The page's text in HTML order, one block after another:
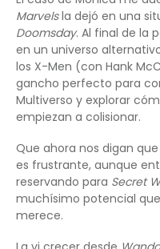
Marvelsla dejó en una
Doomsday. Al final de la
en un universo
los X-Men (con Hank
gancho perfecto para
Multiverso y explorar
empiezan a colisionar.
Que ahora nos digan
es frustrante, aunque
reservando para Secret
muchísimo potencial
merece.